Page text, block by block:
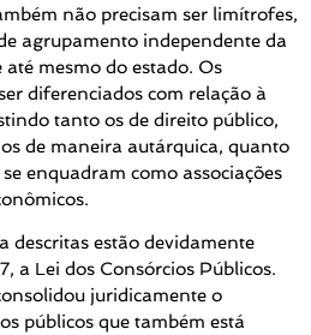
não precisam ser limítrofes,
agrupamento independente da
mesmo do estado. Os
diferenciados com relação à
tanto os de direito público,
de maneira autárquica, quanto
enquadram como associações
descritas estão devidamente
a Lei dos Consórcios Públicos.
juridicamente o
públicos que também está